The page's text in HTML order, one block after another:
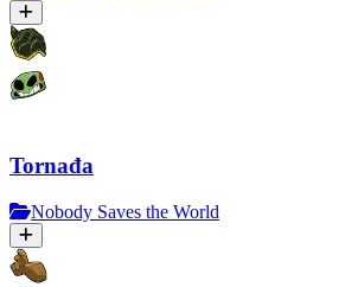
Tornađa
Nobody Saves the World